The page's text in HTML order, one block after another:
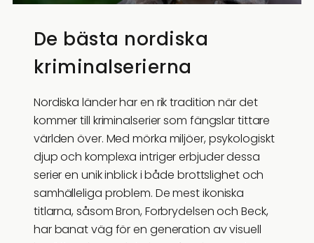
De bästa nordiska
kriminalserierna
Nordiska länder har en rik tradition när det
kommer till kriminalserier som fängslar tittare
världen över. Med mörka miljöer, psykologiskt
djup och komplexa intriger erbjuder dessa
serier en unik inblick i både brottslighet och
samhälleliga problem. De mest ikoniska
titlarna, såsom Bron, Forbrydelsen och Beck,
har banat väg för en generation av visuell